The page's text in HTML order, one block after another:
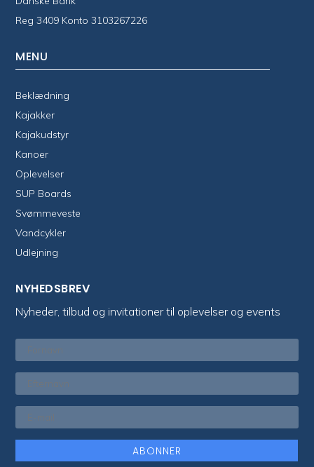
Reg 3409 Konto 3103267226
MENU
Beklædning
Kajakker
Kajakudstyr
Kanoer
Oplevelser
SUP Boards
Svømmeveste
Vandcykler
Udlejning
NYHEDSBREV
Nyheder, tilbud og invitationer til oplevelser og events
ABONNER